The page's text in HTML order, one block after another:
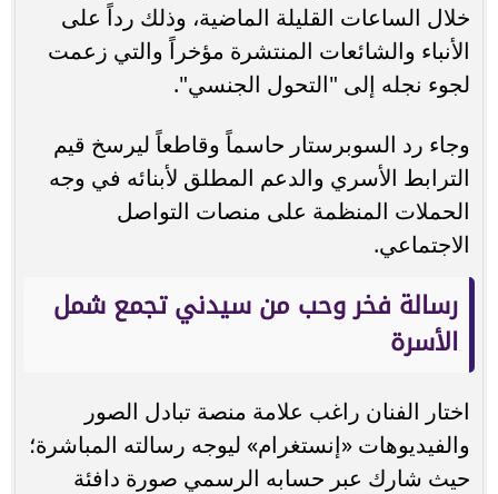
خلال الساعات القليلة الماضية، وذلك رداً على
الأنباء والشائعات المنتشرة مؤخراً والتي زعمت
لجوء نجله إلى "التحول الجنسي".
وجاء رد السوبرستار حاسماً وقاطعاً ليرسخ قيم
الترابط الأسري والدعم المطلق لأبنائه في وجه
الحملات المنظمة على منصات التواصل
الاجتماعي.
رسالة فخر وحب من سيدني تجمع شمل
الأسرة
اختار الفنان راغب علامة منصة تبادل الصور
والفيديوهات «إنستغرام» ليوجه رسالته المباشرة؛
حيث شارك عبر حسابه الرسمي صورة دافئة